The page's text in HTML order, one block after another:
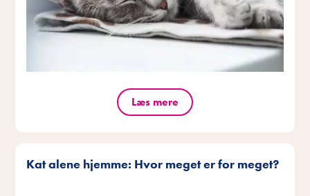
Læs mere
Kat alene hjemme: Hvor meget er for meget?